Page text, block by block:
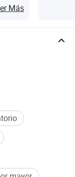
cubierta, un
un
Más